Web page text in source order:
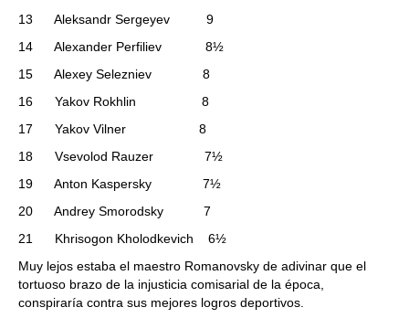
13 Aleksandr Sergeyev 9
14 Alexander Perfiliev 8½
15 Alexey Selezniev 8
16 Yakov Rokhlin 8
17 Yakov Vilner 8
18 Vsevolod Rauzer 7½
19 Anton Kaspersky 7½
20 Andrey Smorodsky 7
21 Khrisogon Kholodkevich 6½
Muy lejos estaba el maestro Romanovsky de adivinar que el
tortuoso brazo de la injusticia comisarial de la época,
conspiraría contra sus mejores logros deportivos.